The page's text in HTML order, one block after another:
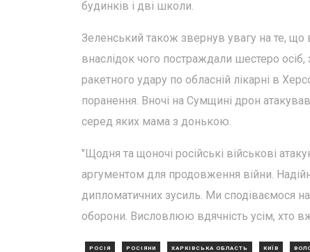
будинків і дві школи.
Зеленський також звернув увагу на те, що
внаслідок чого постраждали шестеро осіб,
ракетного удару по обласній лікарні в
поранення. Вночі на Сумщині дрон
серед яких мама з донькою.
"Щодня та щоночі російські військові
аргументом для продовження війни.
дипломатичних зусиль. Ми сподіваємося
оборони. Висловлюю вдячність усім, хто
РОСІЯ РОСІЯНИ ХАРКІВСЬКА ОБЛАСТЬ КИЇВ